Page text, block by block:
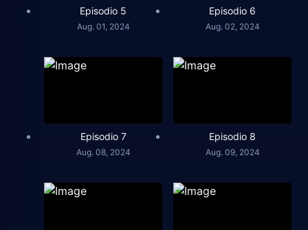
Episodio 5
Aug. 01, 2024
Episodio 6
Aug. 02, 2024
Episodio 7
Aug. 08, 2024
Episodio 8
Aug. 09, 2024